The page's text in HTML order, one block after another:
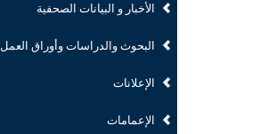
الأخبار و البيانات الصحفية
البحوث والدراسات وأوراق العمل
الإعلانات
الإعمامات